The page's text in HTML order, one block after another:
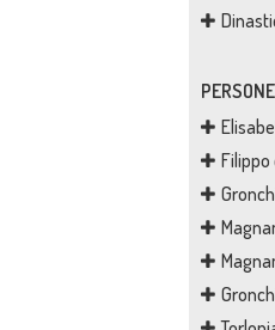
PERSONE